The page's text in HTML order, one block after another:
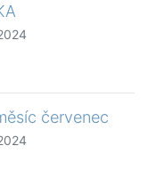
červenec